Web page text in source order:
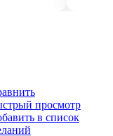
просмотр
в список